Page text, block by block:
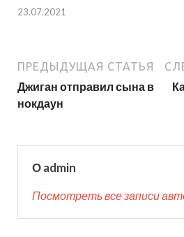
23.07.2021
ПРЕДЫДУЩАЯ СТАТЬЯ
Джиган отправил сына в
нокдаун
О admin
Посмотреть все записи